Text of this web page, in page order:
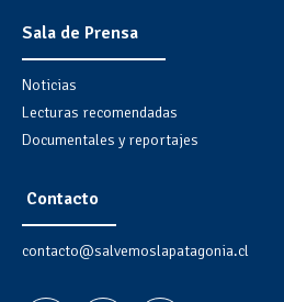
Sala de Prensa
Noticias
Lecturas recomendadas
Documentales y reportajes
Contacto
contacto@salvemoslapatagonia.cl